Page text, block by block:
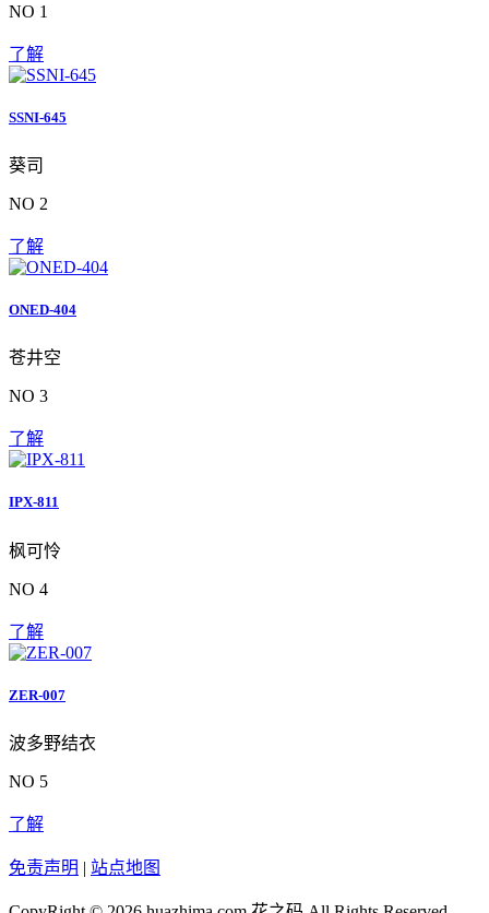
NO 1
了解
SSNI-645
葵司
NO 2
了解
ONED-404
苍井空
NO 3
了解
IPX-811
枫可怜
NO 4
了解
ZER-007
波多野结衣
NO 5
了解
免责声明 | 站点地图